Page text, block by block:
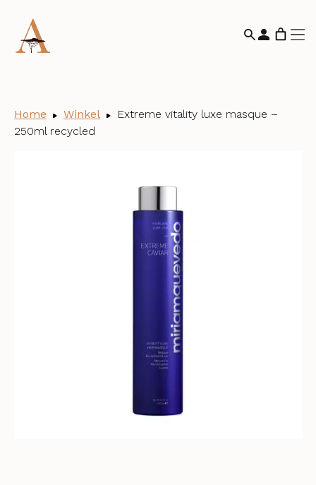
Home Winkel
Extreme vitality luxe masque –
250ml recycled